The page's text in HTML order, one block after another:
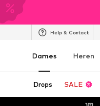
Help & Contact
Dames Heren
Drops SALE